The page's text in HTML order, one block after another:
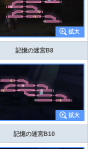
記憶の迷宮B8
記憶の迷宮B10